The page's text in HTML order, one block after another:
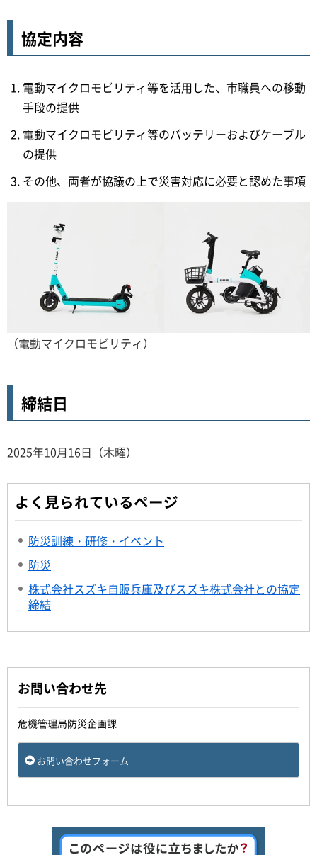
協定内容
電動マイクロモビリティ等を活用した、市職員への移動
手段の提供
電動マイクロモビリティ等のバッテリーおよびケーブル
の提供
その他、両者が協議の上で災害対応に必要と認めた事項
（電動マイクロモビリティ）
締結日
2025年10月16日（木曜）
よく見られているページ
防災訓練・研修・イベント
防災
株式会社スズキ自販兵庫及びスズキ株式会社との協定
締結
お問い合わせ先
危機管理局防災企画課
お問い合わせフォーム